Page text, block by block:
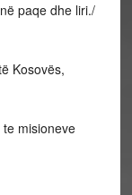
paqe dhe liri./
Kosovës,
misioneve